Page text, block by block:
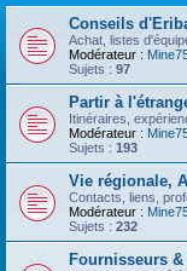
Conseils
Achat, listes
Modérateur :
Sujets : 97
Partir à
Itinéraires,
Modérateur :
Sujets : 193
Vie régionale,
Contacts, liens,
Modérateur :
Sujets : 232
Fournisseurs